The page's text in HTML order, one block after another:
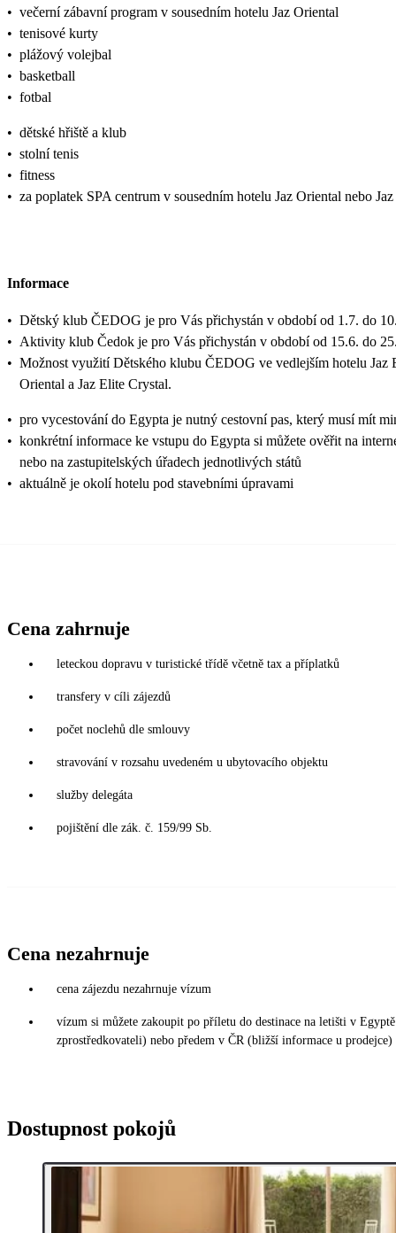
• večerní zábavní program v sousedním hotelu Jaz Oriental
• tenisové kurty
• plážový volejbal
• basketball
• fotbal
• dětské hřiště a klub
• stolní tenis
• fitness
• za poplatek SPA centrum v sousedním hotelu Jaz Oriental nebo
Informace
• Dětský klub ČEDOG je pro Vás přichystán v období od 1.7. do
• Aktivity klub Čedok je pro Vás přichystán v období od 15.6. do
• Možnost využití Dětského klubu ČEDOG ve vedlejším hotelu
Oriental a Jaz Elite Crystal.
• pro vycestování do Egypta je nutný cestovní pas, který musí mít
• konkrétní informace ke vstupu do Egypta si můžete ověřit na
nebo na zastupitelských úřadech jednotlivých států
• aktuálně je okolí hotelu pod stavebními úpravami
Cena zahrnuje
leteckou dopravu v turistické třídě včetně tax a příplatků
transfery v cíli zájezdů
počet noclehů dle smlouvy
stravování v rozsahu uvedeném u ubytovacího objektu
služby delegáta
pojištění dle zák. č. 159/99 Sb.
Cena nezahrnuje
cena zájezdu nezahrnuje vízum
vízum si můžete zakoupit po příletu do destinace na letišti v
zprostředkovateli) nebo předem v ČR (bližší informace u prodejce)
Dostupnost pokojů